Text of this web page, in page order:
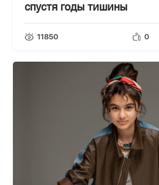
спустя годы тишины
11850 0